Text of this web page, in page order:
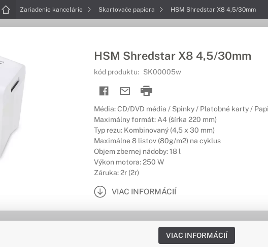
Zariadenie kancelárie Skartovače papiera HSM Shredstar X8 4,5/30mm
HSM Shredstar X8 4,5/30mm
kód produktu: SK00005w
Média: CD/DVD média / Spinky / Platobné karty /
Maximálny formát: A4 (šírka 220 mm)
Typ rezu: Kombinovaný (4,5 x 30 mm)
Maximálne 8 listov (80g/m2) na cyklus
Objem zbernej nádoby: 18 l
Výkon motora: 250 W
Záruka: 2r (2r)
VIAC INFORMÁCIÍ
VIAC INFORMÁCIÍ